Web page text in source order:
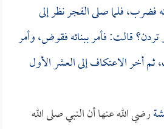
فضرب، فلما صلى الفجر نظر إلى
تردن؟ قالت: فأمر ببنائه فقوض، وأمر
أخر الاعتكاف إلى العشر الأول
رضي الله عنها أن النبي صلى الله